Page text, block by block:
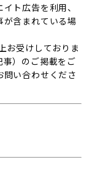
ト広告を利用、
が含まれている場
お受けしておりま
）のご掲載をご
い合わせくださ